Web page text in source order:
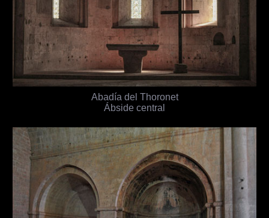
Abadía del Thoronet
Ábside central